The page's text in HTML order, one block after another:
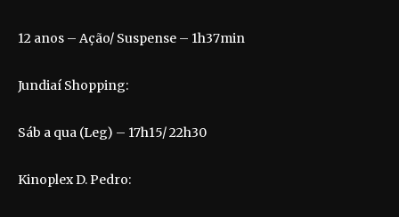
12 anos – Ação/ Suspense – 1h37min
Jundiaí Shopping:
Sáb a qua (Leg) – 17h15/ 22h30
Kinoplex D. Pedro: